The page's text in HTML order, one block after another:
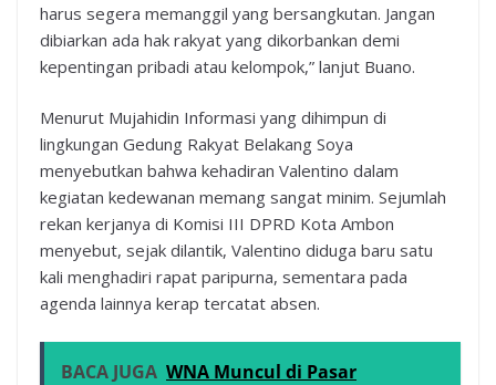
harus segera memanggil yang bersangkutan. Jangan
dibiarkan ada hak rakyat yang dikorbankan demi
kepentingan pribadi atau kelompok,” lanjut Buano.
Menurut Mujahidin Informasi yang dihimpun di
lingkungan Gedung Rakyat Belakang Soya
menyebutkan bahwa kehadiran Valentino dalam
kegiatan kedewanan memang sangat minim. Sejumlah
rekan kerjanya di Komisi III DPRD Kota Ambon
menyebut, sejak dilantik, Valentino diduga baru satu
kali menghadiri rapat paripurna, sementara pada
agenda lainnya kerap tercatat absen.
BACA JUGA WNA Muncul di Pasar